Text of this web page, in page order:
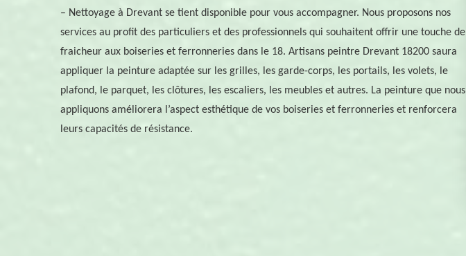
– Nettoyage à Drevant se tient disponible pour vous accompagner. Nous proposons nos
services au profit des particuliers et des professionnels qui souhaitent offrir une touche de
fraicheur aux boiseries et ferronneries dans le 18. Artisans peintre Drevant 18200 saura
appliquer la peinture adaptée sur les grilles, les garde-corps, les portails, les volets, le
plafond, le parquet, les clôtures, les escaliers, les meubles et autres. La peinture que nous
appliquons améliorera l’aspect esthétique de vos boiseries et ferronneries et renforcera
leurs capacités de résistance.